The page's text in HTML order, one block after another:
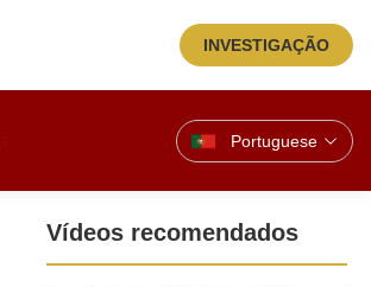
INVESTIGAÇÃO
Portuguese
Vídeos recomendados